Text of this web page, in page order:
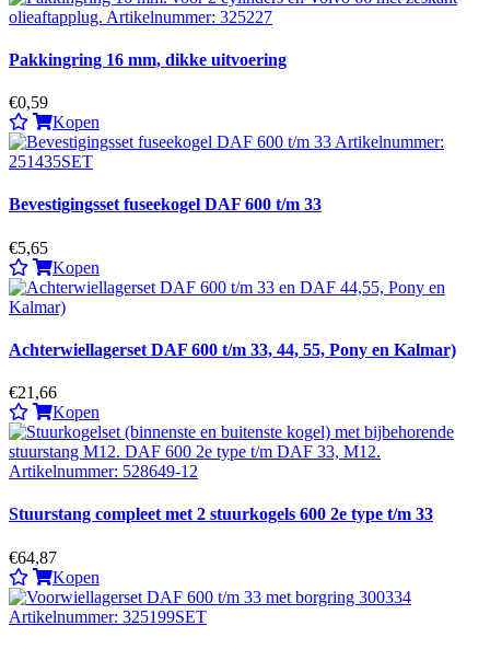
Pakkingring 16 mm, dikke uitvoering
€0,59
Kopen
Bevestigingsset fuseekogel DAF 600 t/m 33
€5,65
Kopen
Achterwiellagerset DAF 600 t/m 33, 44, 55, Pony en Kalmar)
€21,66
Kopen
Stuurstang compleet met 2 stuurkogels 600 2e type t/m 33
€64,87
Kopen